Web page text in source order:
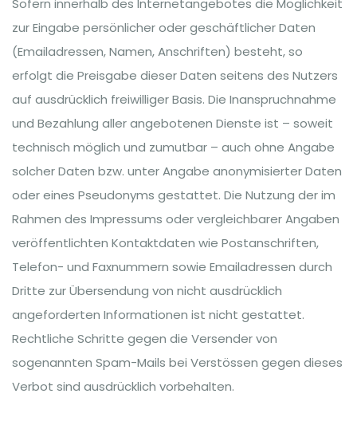
Sofern innerhalb des Internetangebotes die Möglichkeit
zur Eingabe persönlicher oder geschäftlicher Daten
(Emailadressen, Namen, Anschriften) besteht, so
erfolgt die Preisgabe dieser Daten seitens des Nutzers
auf ausdrücklich freiwilliger Basis. Die Inanspruchnahme
und Bezahlung aller angebotenen Dienste ist – soweit
technisch möglich und zumutbar – auch ohne Angabe
solcher Daten bzw. unter Angabe anonymisierter Daten
oder eines Pseudonyms gestattet. Die Nutzung der im
Rahmen des Impressums oder vergleichbarer Angaben
veröffentlichten Kontaktdaten wie Postanschriften,
Telefon- und Faxnummern sowie Emailadressen durch
Dritte zur Übersendung von nicht ausdrücklich
angeforderten Informationen ist nicht gestattet.
Rechtliche Schritte gegen die Versender von
sogenannten Spam-Mails bei Verstössen gegen dieses
Verbot sind ausdrücklich vorbehalten.